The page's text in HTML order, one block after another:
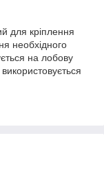
для кріплення
необхідного
на лобову